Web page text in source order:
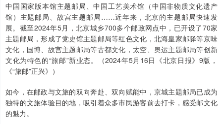
中国国家版本馆主题邮局、中国工艺美术馆（中国非物质文化遗产
馆）主题邮局、故宫主题邮局……近年来，北京的主题邮局快速发
展。截至2024年5月，北京城乡700多个邮政网点中，已开设了70家
主题邮局，形成了党史馆主题邮局等红色文化，北海皇家邮驿等京味
文化，国博、故宫主题邮局等古都文化，太空、奥运主题邮局等创新
文化为特色的“旅邮”新业态。（2024年5月16日《北京日报》9版，
《“旅邮”正兴》）
如今，在邮政与文旅的双向奔赴、双向赋能中，京城主题邮局已成为
独特的文旅体验目的地，吸引着众多市民游客前去打卡，感受邮文化
的魅力。